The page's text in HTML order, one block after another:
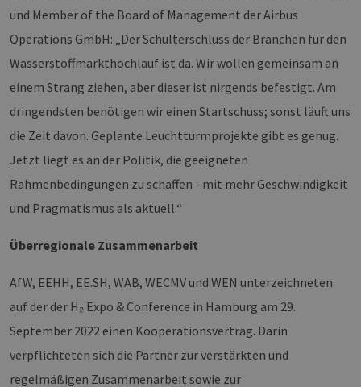
und Member of the Board of Management der Airbus
Operations GmbH: „Der Schulterschluss der Branchen für den
Wasserstoffmarkthochlauf ist da. Wir wollen gemeinsam an
einem Strang ziehen, aber dieser ist nirgends befestigt. Am
dringendsten benötigen wir einen Startschuss; sonst läuft uns
die Zeit davon. Geplante Leuchtturmprojekte gibt es genug.
Jetzt liegt es an der Politik, die geeigneten
Rahmenbedingungen zu schaffen - mit mehr Geschwindigkeit
und Pragmatismus als aktuell.“
Überregionale Zusammenarbeit
AfW, EEHH, EE.SH, WAB, WECMV und WEN unterzeichneten
auf der der H₂ Expo & Conference in Hamburg am 29.
September 2022 einen Kooperationsvertrag. Darin
verpflichteten sich die Partner zur verstärkten und
regelmäßigen Zusammenarbeit sowie zur